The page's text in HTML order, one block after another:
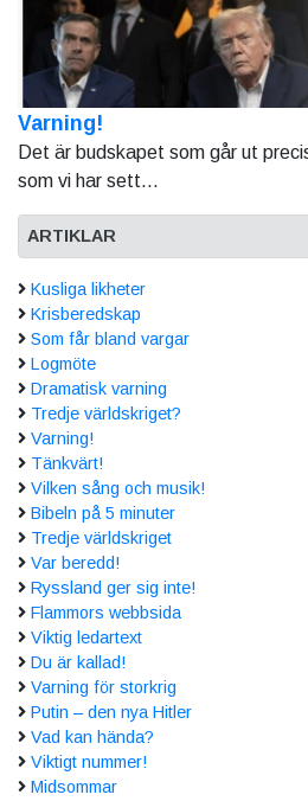
Varning!
Det är budskapet som går ut
som vi har sett...
ARTIKLAR
Kusliga likheter
Krisberedskap
Som får bland vargar
Logmöte
Dramatisk varning
Tredje världskriget?
Varning!
Tänkvärt!
Vilken sång och musik!
Bibeln på 5 minuter
Tredje världskriget
Var beredd!
Ryssland ger sig inte!
Flammors webbsida
Viktig ledartext
Du är kallad!
Varning för storkrig
Putin – den nya Hitler
Vad kan hända?
Viktigt nummer!
Midsommar